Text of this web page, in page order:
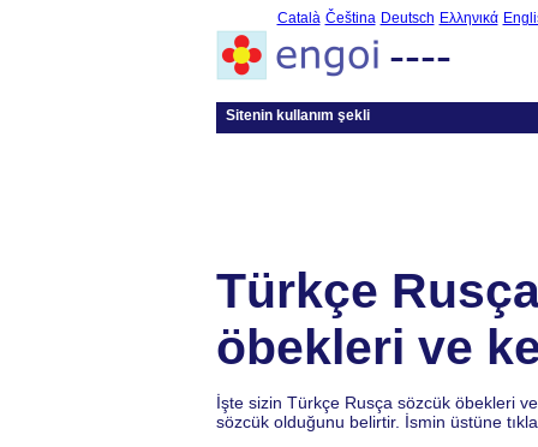
Català Čeština Deutsch Ελληνικά
----
Sitenin kullanım şekli
Türkçe
öbekleri ve
İşte sizin Türkçe Rusça sözcük öbekleri
sözcük olduğunu belirtir. İsmin üstüne